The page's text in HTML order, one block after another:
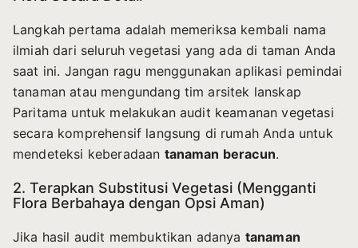
Langkah pertama adalah memeriksa kembali nama
ilmiah dari seluruh vegetasi yang ada di taman Anda
saat ini. Jangan ragu menggunakan aplikasi pemindai
tanaman atau mengundang tim arsitek lanskap
Paritama untuk melakukan audit keamanan vegetasi
secara komprehensif langsung di rumah Anda untuk
mendeteksi keberadaan tanaman beracun.
2. Terapkan Substitusi Vegetasi (Mengganti
Flora Berbahaya dengan Opsi Aman)
Jika hasil audit membuktikan adanya tanaman